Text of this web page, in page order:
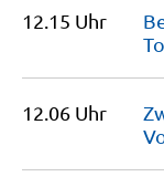
12.15 Uhr
12.06 Uhr